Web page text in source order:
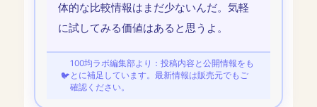
体的な比較情報はまだ少ないんだ。気軽
に試してみる価値はあると思うよ。
100均ラボ編集部より：投稿内容と公開情報をも
とに補足しています。最新情報は販売元でもご
確認ください。